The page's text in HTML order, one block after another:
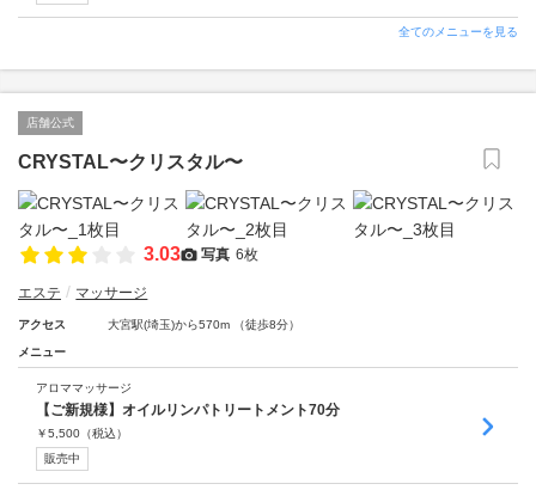
全てのメニューを見る
店舗公式
CRYSTAL〜クリスタル〜
3.03 写真 6枚
エステ マッサージ
アクセス 大宮駅(埼玉)から570m （徒歩8分）
メニュー
アロママッサージ
【ご新規様】オイルリンパトリートメント70分
￥5,500 （税込）
販売中